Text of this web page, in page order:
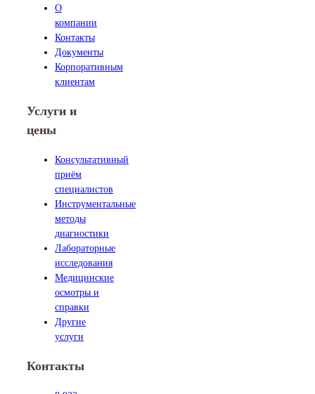
О
компании
Контакты
Документы
Корпоративным
клиентам
Услуги и
цены
Консультативный
приём
специалистов
Инструментальные
методы
диагностики
Лабораторные
исследования
Медицинские
осмотры и
справки
Другие
услуги
Контакты